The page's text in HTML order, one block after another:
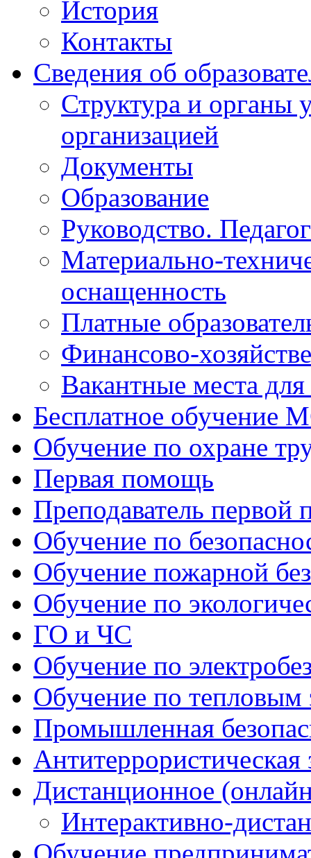
История
Контакты
Сведения об
Структура и органы
организацией
Документы
Образование
Руководство.
Материально-
оснащенность
Платные
Финансово-
Вакантные места
Бесплатное обучение
Обучение по охране
Первая помощь
Преподаватель
Обучение по
Обучение пожарной
Обучение по
ГО и ЧС
Обучение по
Обучение по тепловым
Промышленная
Дистанционное
Интерактивно-